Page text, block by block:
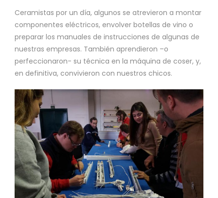
Ceramistas por un día, algunos se atrevieron a montar
componentes eléctricos, envolver botellas de vino o
preparar los manuales de instrucciones de algunas de
nuestras empresas. También aprendieron –o
perfeccionaron- su técnica en la máquina de coser, y,
en definitiva, convivieron con nuestros chicos.